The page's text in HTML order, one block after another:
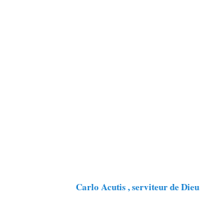
Carlo Acutis , serviteur de Dieu